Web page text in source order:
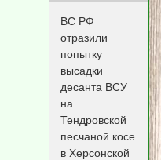
ВС РФ
отразили
попытку
высадки
десанта ВСУ
на
Тендровской
песчаной косе
в Херсонской